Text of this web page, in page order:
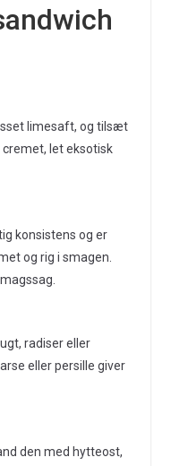
limesaft, og tilsæt
cremet, let eksotisk
konsistens og er
og rig i smagen.
radiser eller
eller persille giver
den med hytteost,